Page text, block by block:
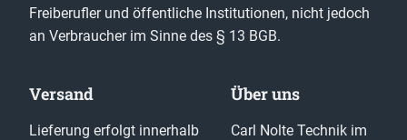
Freiberufler und öffentliche Institutionen, nicht jedoch
an Verbraucher im Sinne des § 13 BGB.
Versand
Lieferung erfolgt innerhalb
Über uns
Carl Nolte Technik im